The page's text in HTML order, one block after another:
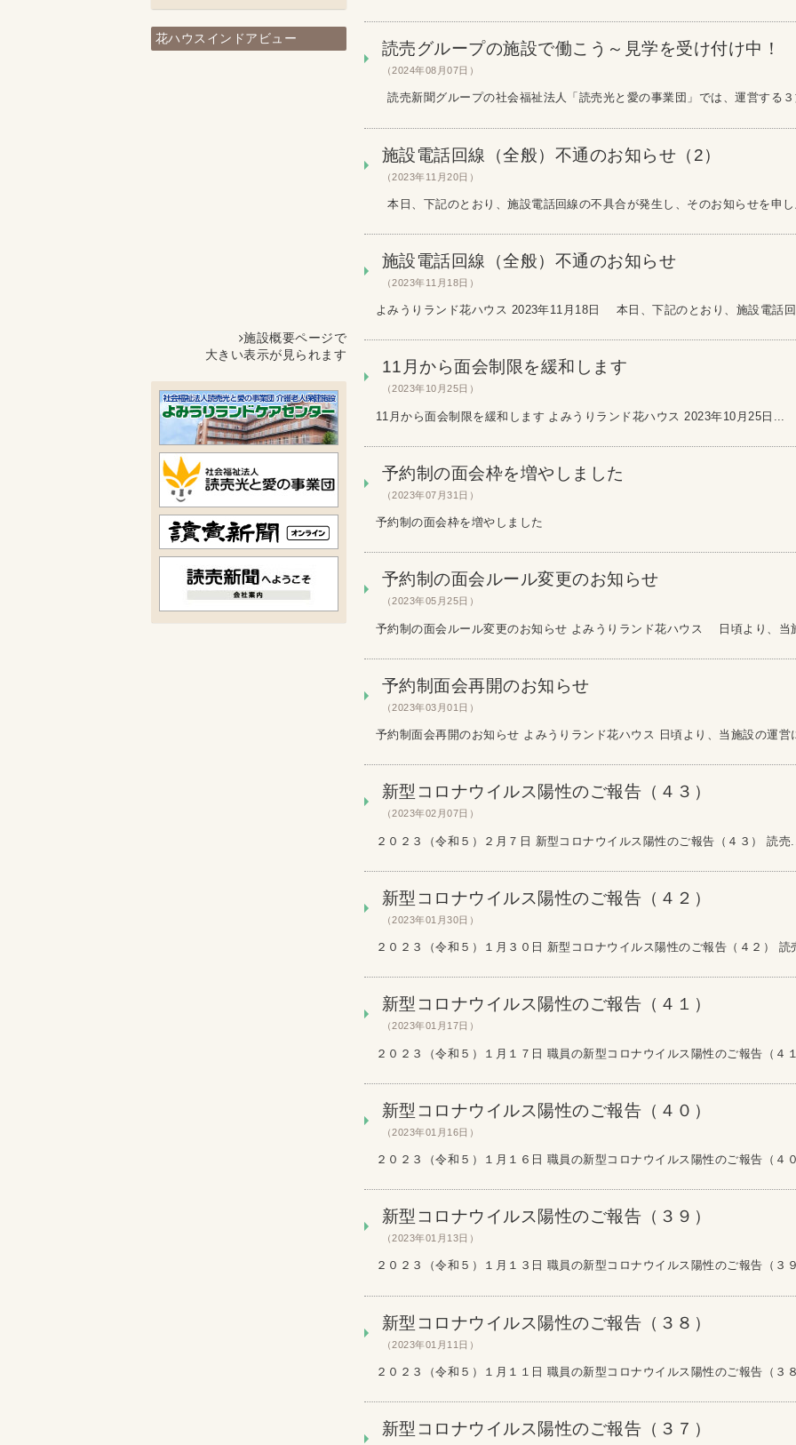
花ハウスインドアビュー
施設概要ページで
大きい表示が見られます
読売グループの施設で働こう～見学を受け付け中！
（2024年08月07日）
読売新聞グループの社会福祉法人「読売光と愛の事業団」では、運営する
施設電話回線（全般）不通のお知らせ（2）
（2023年11月20日）
本日、下記のとおり、施設電話回線の不具合が発生し、そのお知らせを申し
施設電話回線（全般）不通のお知らせ
（2023年11月18日）
よみうりランド花ハウス 2023年11月18日 本日、下記のとおり、施設電話
11月から面会制限を緩和します
（2023年10月25日）
11月から面会制限を緩和します よみうりランド花ハウス 2023年10月25日...
予約制の面会枠を増やしました
（2023年07月31日）
予約制の面会枠を増やしまし
予約制の面会ルール変更のお知らせ
（2023年05月25日）
予約制の面会ルール変更のお知らせ よみうりランド花ハウス 日頃より、当
予約制面会再開のお知らせ
（2023年03月01日）
予約制面会再開のお知らせ よみうりランド花ハウス 日頃より、当施設の運営
新型コロナウイルス陽性のご報告（４３）
（2023年02月07日）
２０２３（令和５）２月７日 新型コロナウイルス陽性のご報告（４３） 読売...
新型コロナウイルス陽性のご報告（４２）
（2023年01月30日）
２０２３（令和５）１月３０日 新型コロナウイルス陽性のご報告（４２） 読
新型コロナウイルス陽性のご報告（４１）
（2023年01月17日）
２０２３（令和５）１月１７日 職員の新型コロナウイルス陽性のご報告（４
新型コロナウイルス陽性のご報告（４０）
（2023年01月16日）
２０２３（令和５）１月１６日 職員の新型コロナウイルス陽性のご報告（４
新型コロナウイルス陽性のご報告（３９）
（2023年01月13日）
２０２３（令和５）１月１３日 職員の新型コロナウイルス陽性のご報告（３
新型コロナウイルス陽性のご報告（３８）
（2023年01月11日）
２０２３（令和５）１月１１日 職員の新型コロナウイルス陽性のご報告（３
新型コロナウイルス陽性のご報告（３７）